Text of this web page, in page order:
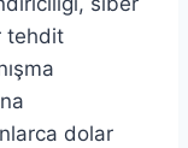
tehdit
dolar